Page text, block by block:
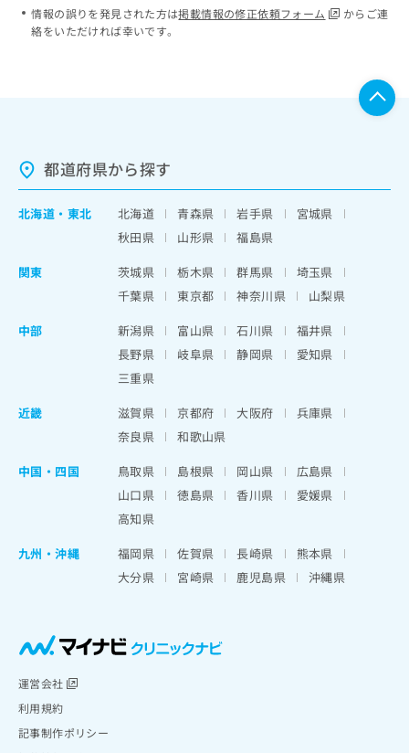
情報の誤りを発見された方は掲載情報の修正依頼フォーム
からご連
絡をいただければ幸いです。
都道府県から探す
北海道 ・ 東北 北海道 青森県 岩手県
宮城県
秋田県
山形県
福島県
関東
茨城県 栃木県 群馬県
埼玉県
千葉県
東京都 神奈川県
山梨県
中部
新潟県 富山県 石川県
福井県
長野県
岐阜県 静岡県
愛知県
三重県
近畿
滋賀県 京都府 大阪府
兵庫県
奈良県
和歌山県
中国・四国
鳥取県 島根県 岡山県
広島県
山口県
徳島県 香川県
愛媛県
高知県
九州・沖縄
福岡県 佐賀県 長崎県
熊本県
大分県
宮崎県 鹿児島県 沖縄県
運営会社
利用規約
記事制作ポリシー